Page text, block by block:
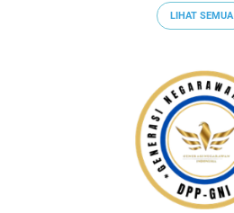
LIHAT SEMUA